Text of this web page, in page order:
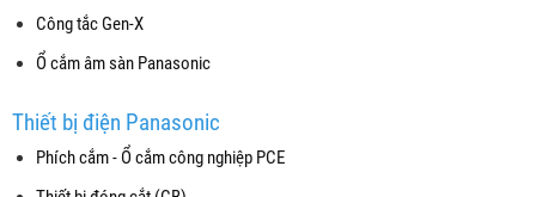
Công tắc Gen-X
Ổ cắm âm sàn Panasonic
Thiết bị điện Panasonic
Phích cắm - Ổ cắm công nghiệp PCE